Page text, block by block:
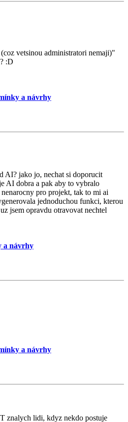
vetsinou administratori nemaji)"
:D
a návrhy
AI? jako jo, nechat si doporucit
AI dobra a pak aby to vybralo
pro projekt, tak to mi ai
jednoduchou funkci, kterou
jsem opravdu otravovat nechtel
a návrhy
a návrhy
znalych lidi, kdyz nekdo postuje